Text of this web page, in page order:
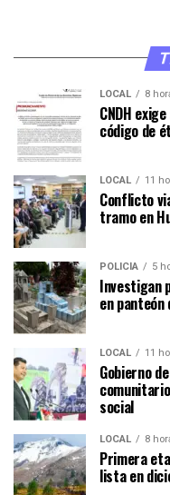
LOCAL 8
CNDH
código de
LOCAL 11
Conflicto
tramo en
POLICÍA 5
Investigan
en panteón
LOCAL 11
Gobierno
social
LOCAL 8
Primera
lista en